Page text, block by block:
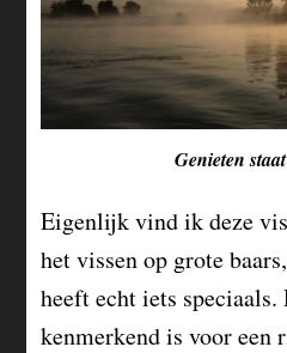
Genieten
Eigenlijk vind ik deze
het vissen op grote
heeft echt iets
kenmerkend is voor een